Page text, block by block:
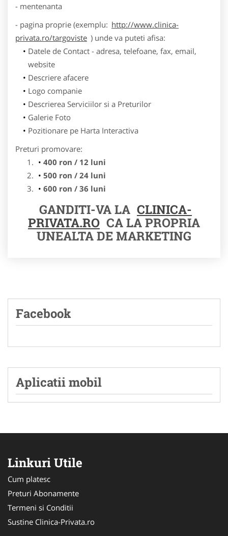
- mentenanta
- pagina proprie (exemplu: http://www.clinica-
privata.ro/targoviste ) unde va puteti afisa:
Datele de Contact - adresa, telefoane, fax, email,
website
Descriere afacere
Logo companie
Descrierea Serviciilor si a Preturilor
Galerie Foto
Pozitionare pe Harta Interactiva
Preturi promovare:
400 ron / 12 luni
500 ron / 24 luni
600 ron / 36 luni
GANDITI-VA LA CLINICA-
PRIVATA.RO CA LA PROPRIA
UNEALTA DE MARKETING
Facebook
Aplicatii mobil
Linkuri Utile
Cum platesc
Preturi Abonamente
Termeni si Conditii
Sustine Clinica-Privata.ro